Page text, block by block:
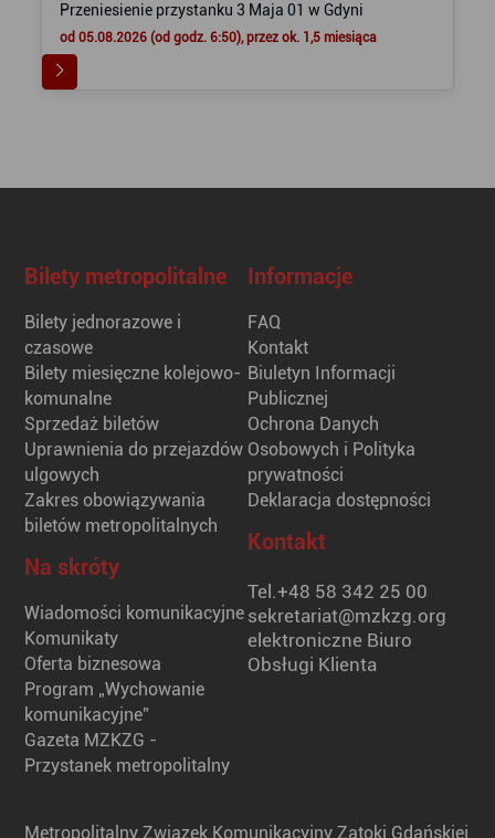
Przeniesienie przystanku 3 Maja 01 w Gdyni
od 05.08.2026 (od godz. 6:50), przez ok. 1,5 miesiąca
Bilety metropolitalne
Bilety jednorazowe i
czasowe
Bilety miesięczne kolejowo-
komunalne
Sprzedaż biletów
Uprawnienia do przejazdów
ulgowych
Zakres obowiązywania
biletów metropolitalnych
Na skróty
Wiadomości komunikacyjne
Komunikaty
Oferta biznesowa
Program „Wychowanie
komunikacyjne”
Gazeta MZKZG -
Przystanek metropolitalny
Informacje
FAQ
Kontakt
Biuletyn Informacji
Publicznej
Ochrona Danych
Osobowych i Polityka
prywatności
Deklaracja dostępności
Kontakt
Tel.+48 58 342 25 00
sekretariat@mzkzg.org
elektroniczne Biuro
Obsługi Klienta
Metropolitalny Związek Komunikacyjny Zatoki Gdańskiej